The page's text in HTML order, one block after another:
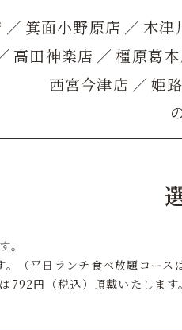
／ 箕面小野原店 ／ 木津
高田神楽店 ／ 橿原葛
西宮今津店 ／ 姫
。
（平日ランチ食べ放題コース
792円（税込）頂戴いたしま